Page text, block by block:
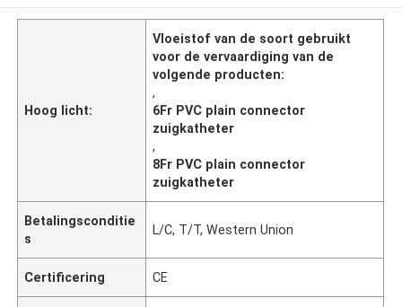
Hoog licht:
Vloeistof van de soort gebruikt
voor de vervaardiging van de
volgende producten:
,
6Fr PVC plain connector
zuigkatheter
,
8Fr PVC plain connector
zuigkatheter
Betalingsconditie
s
L/C, T/T, Western Union
Certificering CE